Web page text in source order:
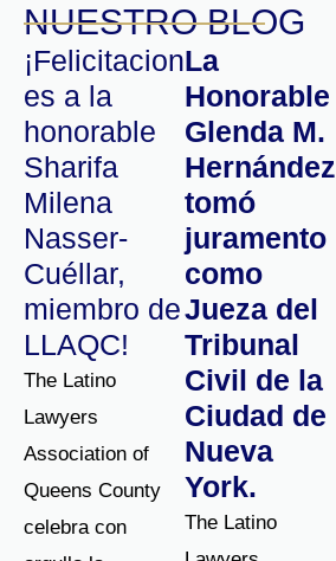
NUESTRO BLOG
¡Felicitacion
es a la
honorable
Sharifa
Milena
Nasser-
Cuéllar,
miembro de
LLAQC!
The Latino
Lawyers
Association of
Queens County
celebra con
La
Honorable
Glenda M.
Hernández
tomó
juramento
como
Jueza del
Tribunal
Civil de la
Ciudad de
Nueva
York.
The Latino